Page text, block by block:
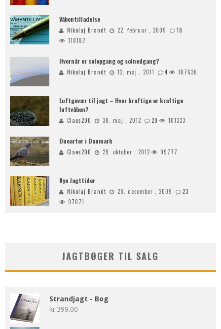
Våbentilladelse
Nikolaj Brandt 22. februar , 2009
18
118187
Hvornår er solopgang og solnedgang?
Nikolaj Brandt 12. maj , 2011 4 107636
Luftgevær til jagt – Hvor kraftige er kraftige
luftvåben?
Claes200 30. maj , 2012 20 101323
Duearter i Danmark
Claes200 29. oktober , 2012 99777
Nye Jagttider
Nikolaj Brandt 28. december , 2009
23
97071
JAGTBØGER TIL SALG
Strandjagt - Bog
kr.399.00